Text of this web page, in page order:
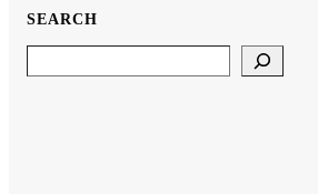
SEARCH